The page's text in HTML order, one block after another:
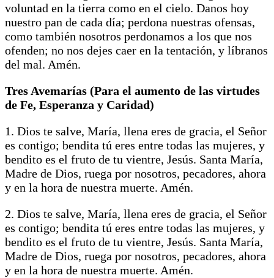
voluntad en la tierra como en el cielo. Danos hoy
nuestro pan de cada día; perdona nuestras ofensas,
como también nosotros perdonamos a los que nos
ofenden; no nos dejes caer en la tentación, y líbranos
del mal. Amén.
Tres Avemarías (Para el aumento de las virtudes
de Fe, Esperanza y Caridad)
1. Dios te salve, María, llena eres de gracia, el Señor
es contigo; bendita tú eres entre todas las mujeres, y
bendito es el fruto de tu vientre, Jesús. Santa María,
Madre de Dios, ruega por nosotros, pecadores, ahora
y en la hora de nuestra muerte. Amén.
2. Dios te salve, María, llena eres de gracia, el Señor
es contigo; bendita tú eres entre todas las mujeres, y
bendito es el fruto de tu vientre, Jesús. Santa María,
Madre de Dios, ruega por nosotros, pecadores, ahora
y en la hora de nuestra muerte. Amén.